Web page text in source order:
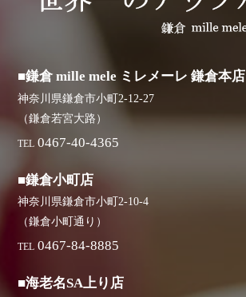
■鎌倉 mille mele ミレメーレ 鎌倉本店
神奈川県鎌倉市小町2-12-27
（鎌倉若宮大路）
TEL 0467-40-4365
■鎌倉小町店
神奈川県鎌倉市小町2-10-4
（鎌倉小町通り）
TEL 0467-84-8885
■海老名SA上り店